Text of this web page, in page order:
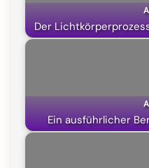
k
m
Der
Ein ausführlicher